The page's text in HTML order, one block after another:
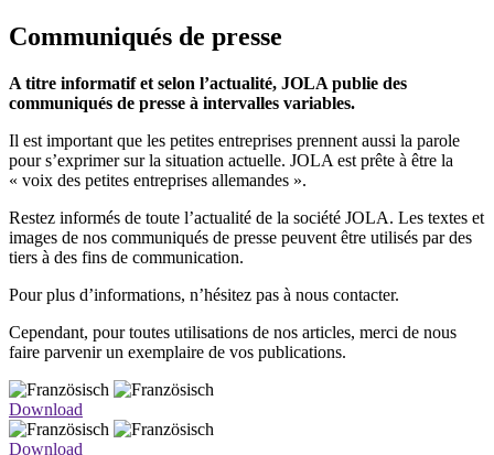
Communiqués de presse
A titre informatif et selon l’actualité, JOLA publie des
communiqués de presse à intervalles variables.
Il est important que les petites entreprises prennent aussi la parole
pour s’exprimer sur la situation actuelle. JOLA est prête à être la
« voix des petites entreprises allemandes ».
Restez informés de toute l’actualité de la société JOLA. Les textes et
images de nos communiqués de presse peuvent être utilisés par des
tiers à des fins de communication.
Pour plus d’informations, n’hésitez pas à nous contacter.
Cependant, pour toutes utilisations de nos articles, merci de nous
faire parvenir un exemplaire de vos publications.
Download
Download